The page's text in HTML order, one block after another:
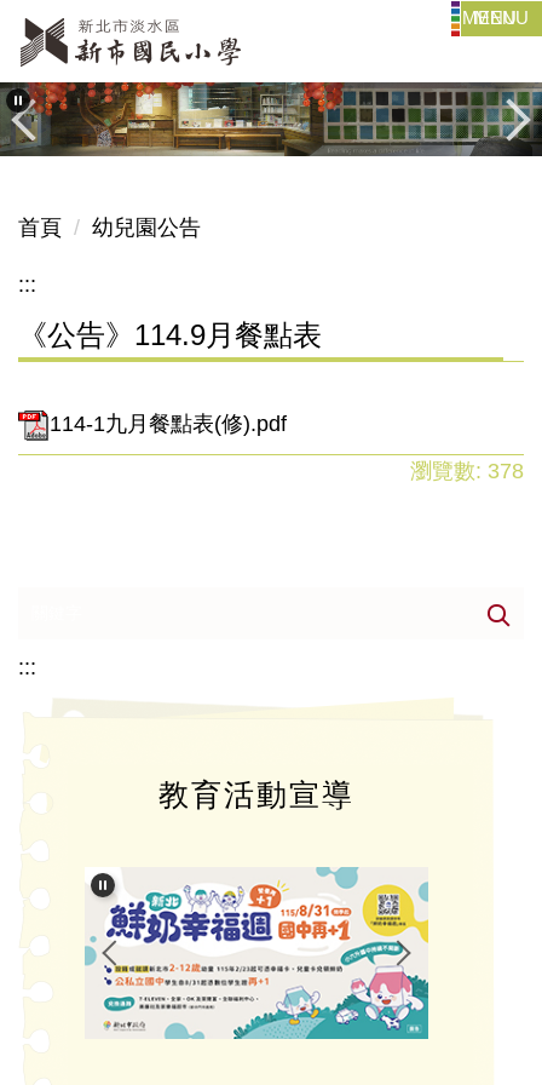
跳
到
主
要
內
區
MENU
首頁 幼兒園公告
:::
《公告》114.9月餐點表
114-1九月餐點表(修).pdf
瀏覽數: 378
:::
教育活動宣導